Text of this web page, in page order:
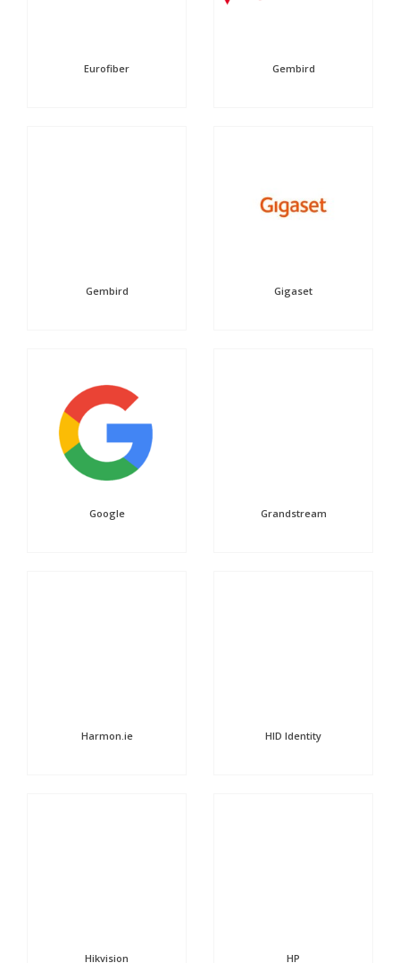
Eurofiber Gembird
Gembird Gigaset
Google Grandstream
Harmon.ie HID Identity
Hikvision HP